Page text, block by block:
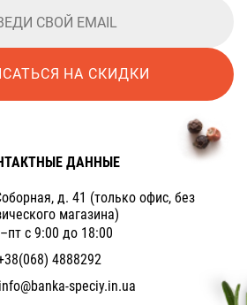
НА СКИДКИ
ДАННЫЕ
д. 41 (только офис, без
магазина)
с 9:00 до 18:00
4888292
info@banka-speciy.in.ua